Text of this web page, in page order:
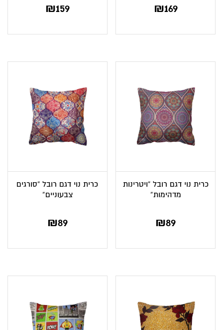
₪169
₪159
כרית נוי דגם רובל “ויטרינות
מדהימות”
₪89
כרית נוי דגם רובל “סורגים
צבעוניים”
₪89